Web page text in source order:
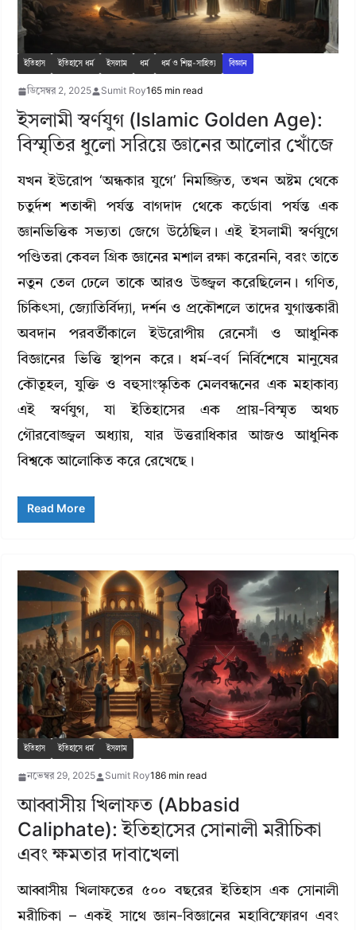
ইতিহাস ইতিহাসে ধর্ম ইসলাম ধর্ম ধর্ম ও শিল্প-সাহিত্য বিজ্ঞান
ডিসেম্বর 2, 2025 Sumit Roy165 min read
ইসলামী স্বর্ণযুগ (Islamic Golden Age):
বিস্মৃতির ধুলো সরিয়ে জ্ঞানের আলোর খোঁজে
যখন ইউরোপ ‘অন্ধকার যুগে’ নিমজ্জিত, তখন অষ্টম থেকে
চতুর্দশ শতাব্দী পর্যন্ত বাগদাদ থেকে কর্ডোবা পর্যন্ত এক
জ্ঞানভিত্তিক সভ্যতা জেগে উঠেছিল। এই ইসলামী স্বর্ণযুগে
পণ্ডিতরা কেবল গ্রিক জ্ঞানের মশাল রক্ষা করেননি, বরং তাতে
নতুন তেল ঢেলে তাকে আরও উজ্জ্বল করেছিলেন। গণিত,
চিকিৎসা, জ্যোতির্বিদ্যা, দর্শন ও প্রকৌশলে তাদের যুগান্তকারী
অবদান পরবর্তীকালে ইউরোপীয় রেনেসাঁ ও আধুনিক
বিজ্ঞানের ভিত্তি স্থাপন করে। ধর্ম-বর্ণ নির্বিশেষে মানুষের
কৌতূহল, যুক্তি ও বহুসাংস্কৃতিক মেলবন্ধনের এক মহাকাব্য
এই স্বর্ণযুগ, যা ইতিহাসের এক প্রায়-বিস্মৃত অথচ
গৌরবোজ্জ্বল অধ্যায়, যার উত্তরাধিকার আজও আধুনিক
বিশ্বকে আলোকিত করে রেখেছে।
Read More
ইতিহাস ইতিহাসে ধর্ম ইসলাম
নভেম্বর 29, 2025 Sumit Roy186 min read
আব্বাসীয় খিলাফত (Abbasid
Caliphate): ইতিহাসের সোনালী মরীচিকা
এবং ক্ষমতার দাবাখেলা
আব্বাসীয় খিলাফতের ৫০০ বছরের ইতিহাস এক সোনালী
মরীচিকা – একই সাথে জ্ঞান-বিজ্ঞানের মহাবিস্ফোরণ এবং